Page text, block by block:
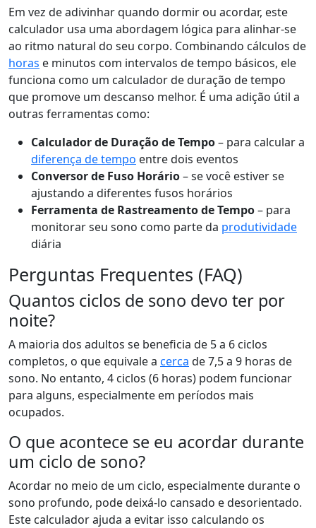
Em vez de adivinhar quando dormir ou acordar, este
calculador usa uma abordagem lógica para alinhar-se
ao ritmo natural do seu corpo. Combinando cálculos de
horas e minutos com intervalos de tempo básicos, ele
funciona como um calculador de duração de tempo
que promove um descanso melhor. É uma adição útil a
outras ferramentas como:
Calculador de Duração de Tempo– para calcular a
diferença de tempo entre dois eventos
Conversor de Fuso Horário– se você estiver se
ajustando a diferentes fusos horários
Ferramenta de Rastreamento de Tempo– para
monitorar seu sono como parte da produtividade
diária
Perguntas Frequentes (FAQ)
Quantos ciclos de sono devo ter por
noite?
A maioria dos adultos se beneficia de 5 a 6 ciclos
completos, o que equivale a cerca de 7,5 a 9 horas de
sono. No entanto, 4 ciclos (6 horas) podem funcionar
para alguns, especialmente em períodos mais
ocupados.
O que acontece se eu acordar durante
um ciclo de sono?
Acordar no meio de um ciclo, especialmente durante o
sono profundo, pode deixá-lo cansado e desorientado.
Este calculador ajuda a evitar isso calculando os